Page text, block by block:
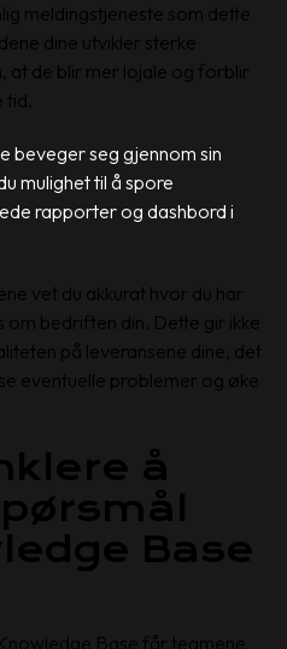
meldingstjeneste som dette
dine utvikler sterke
at de blir mer lojale og forblir
beveger seg gjennom sin
mulighet til å spore
rapporter og dashbord i
vet du akkurat hvor du har
om bedriften din. Dette gir ikke
på leveransene dine, det
eventuelle problemer og øke
å
Base
Base får teamene